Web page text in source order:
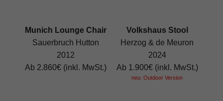
Munich Lounge Chair
Sauerbruch Hutton
2012
Ab 2.860€ (inkl. MwSt.)
Volkshaus Stool
Herzog & de Meuron
2024
Ab 1.900€ (inkl. MwSt.)
neu: Outdoor Version